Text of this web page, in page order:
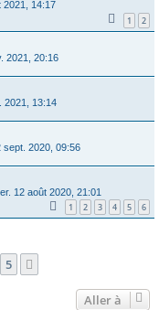
2021, 14:17
1 2
2021, 20:16
2021, 13:14
sept. 2020, 09:56
12 août 2020, 21:01
1 2 3 4 5 6
5
Aller à